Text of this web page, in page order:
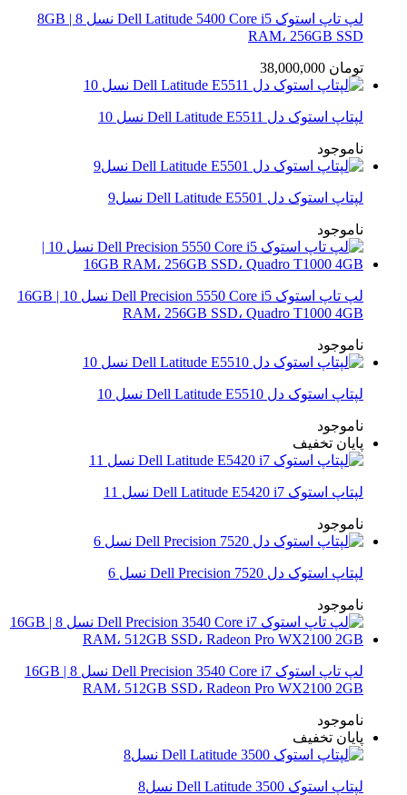
لپ تاپ استوک Dell Latitude 5400 Core i5 نسل 8 | 8GB
RAM، 256GB SSD
تومان
لپتاپ استوک دل Dell Latitude E5511 نسل 10
ناموجود
لپتاپ استوک دل Dell Latitude E5501 نسل9
ناموجود
لپ تاپ استوک Dell Precision 5550 Core i5 نسل 10 | 16GB
RAM، 256GB SSD، Quadro T1000 4GB
ناموجود
لپتاپ استوک دل Dell Latitude E5510 نسل 10
ناموجود
پایان تخفیف
لپتاپ استوک Dell Latitude E5420 i7 نسل 11
ناموجود
لپتاپ استوک دل Dell Precision 7520 نسل 6
ناموجود
لپ تاپ استوک Dell Precision 3540 Core i7 نسل 8 | 16GB
RAM، 512GB SSD، Radeon Pro WX2100 2GB
ناموجود
پایان تخفیف
لپتاپ استوک Dell Latitude 3500 نسل8